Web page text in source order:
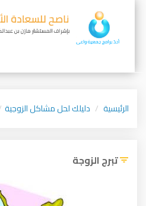
الرئيسية دليلك لحل مشاكل الزوجية
تبرج الزوجة